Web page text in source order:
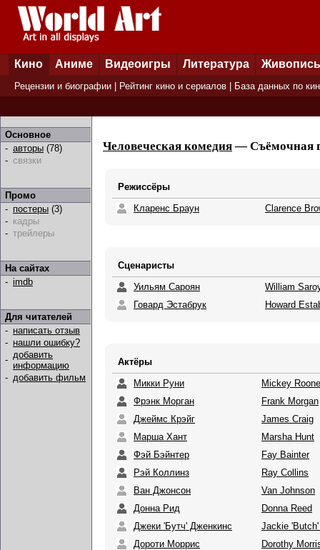
Кино Аниме Видеоигры Литература Живопись
Рецензии и биографии Рейтинг кино и сериалов База данных по
Основное
- авторы (78)
- связки
Промо
- постеры (3)
- кадры
- трейлеры
На сайтах
- imdb
Для читателей
- написать отзыв
- нашли ошибку?
- добавить
информацию
- добавить фильм
Человеческая комедия— Съёмочная
Режиссёры
Кларенс Браун
Clarence
Сценаристы
Уильям Сароян
William
Говард Эстабрук
Howard
Актёры
Микки Руни
Mickey
Фрэнк Морган
Frank Morgan
Джеймс Крэйг
James Craig
Марша Хант
Marsha Hunt
Фэй Бэйнтер
Fay Bainter
Рэй Коллинз
Ray Collins
Ван Джонсон
Van Johnson
Донна Рид
Donna Reed
Джеки 'Бутч' Дженкинс
Jackie
Дороти Моррис
Dorothy